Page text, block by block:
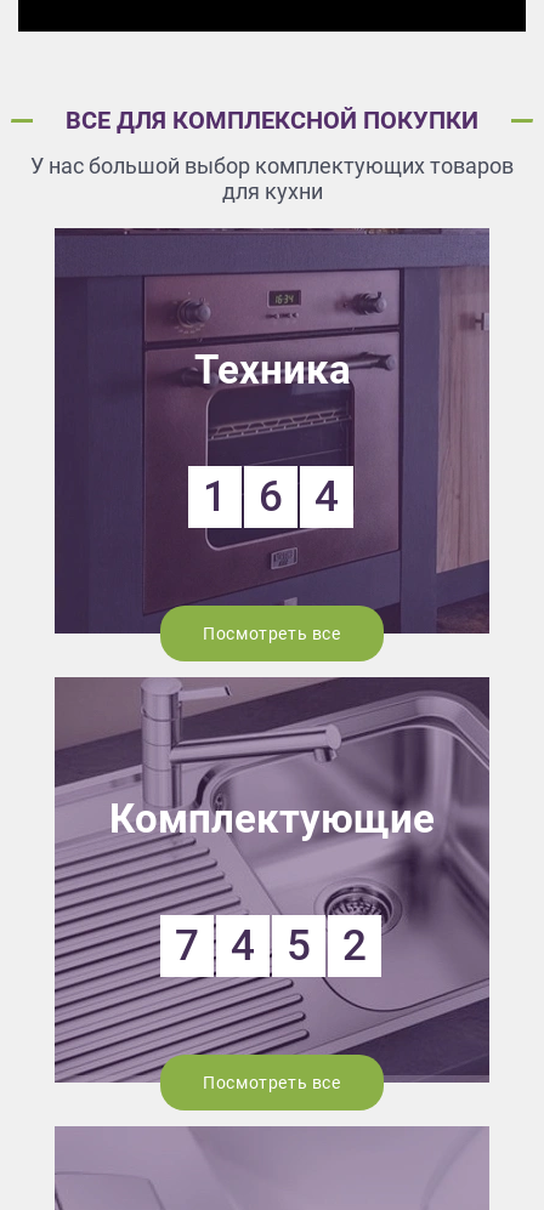
ВСЕ ДЛЯ КОМПЛЕКСНОЙ ПОКУПКИ
У нас большой выбор комплектующих товаров
для кухни
Техника
1 6 4
Посмотреть все
Комплектующие
7 4 5 2
Посмотреть все